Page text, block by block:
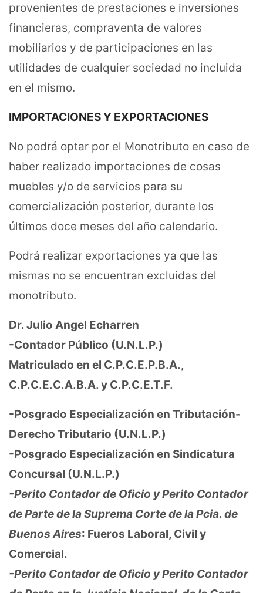
provenientes de prestaciones e inversiones
financieras, compraventa de valores
mobiliarios y de participaciones en las
utilidades de cualquier sociedad no incluida
en el mismo.
IMPORTACIONES Y EXPORTACIONES
No podrá optar por el Monotributo en caso de
haber realizado importaciones de cosas
muebles y/o de servicios para su
comercialización posterior, durante los
últimos doce meses del año calendario.
Podrá realizar exportaciones ya que las
mismas no se encuentran excluidas del
monotributo.
Dr. Julio Angel Echarren
-Contador Público (U.N.L.P.)
Matriculado en el C.P.C.E.P.B.A.,
C.P.C.E.C.A.B.A. y C.P.C.E.T.F.
-Posgrado Especialización en Tributación-
Derecho Tributario (U.N.L.P.)
-Posgrado Especialización en Sindicatura
Concursal (U.N.L.P.)
-Perito Contador de Oficio y Perito Contador
de Parte de la Suprema Corte de la Pcia. de
Buenos Aires: Fueros Laboral, Civil y
Comercial.
-Perito Contador de Oficio y Perito Contador